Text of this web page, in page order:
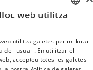
web utilitza
utilitza galetes per millorar
de l'usuari. En utilitzar el
accepteu totes les galetes